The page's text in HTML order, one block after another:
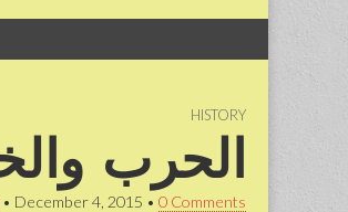
menu
HISTORY
الحرب
• December 4, 2015 • 0 Comments